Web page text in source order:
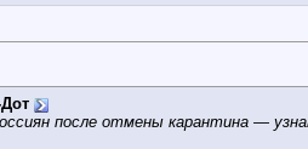
после отмены карантина —